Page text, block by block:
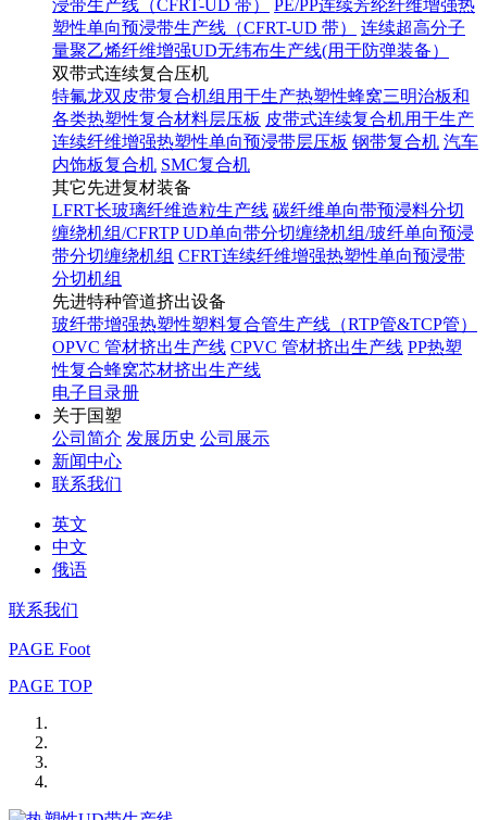
浸带生产线（CFRT-UD 带）
PE/PP连续芳纶纤维增强热
塑性单向预浸带生产线（CFRT-UD 带）
连续超高分子
量聚乙烯纤维增强UD无纬布生产线(用于防弹装备）
双带式连续复合压机
特氟龙双皮带复合机组用于生产热塑性蜂窝三明治板和
各类热塑性复合材料层压板 皮带式连续复合机用于生产
连续纤维增强热塑性单向预浸带层压板 钢带复合机 汽车
内饰板复合机 SMC复合机
其它先进复材装备
LFRT长玻璃纤维造粒生产线 碳纤维单向带预浸料分切
缠绕机组/CFRTP UD单向带分切缠绕机组/玻纤单向预浸
带分切缠绕机组 CFRT连续纤维增强热塑性单向预浸带
分切机组
先进特种管道挤出设备
玻纤带增强热塑性塑料复合管生产线（RTP管&TCP管）
OPVC 管材挤出生产线 CPVC 管材挤出生产线 PP热塑
性复合蜂窝芯材挤出生产线
电子目录册
关于国塑
公司简介 发展历史 公司展示
新闻中心
联系我们
英文
中文
俄语
联系我们
PAGE Foot
PAGE TOP